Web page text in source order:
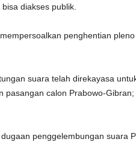
diakses publik.
penghentian
suara telah direkayasa
pasangan calon Prabowo-
penggelembungan suara